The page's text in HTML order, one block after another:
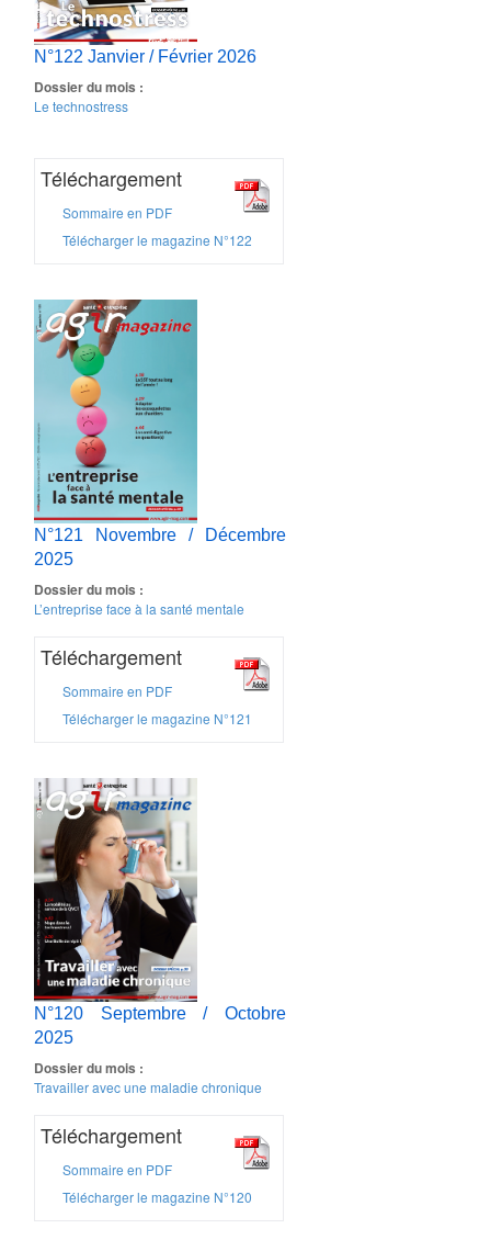
N°122 Janvier / Février 2026
Dossier du mois :
Le technostress
Téléchargement
Sommaire en PDF
Télécharger le magazine N°122
N°121 Novembre / Décembre
2025
Dossier du mois :
L’entreprise face à la santé mentale
Téléchargement
Sommaire en PDF
Télécharger le magazine N°121
N°120 Septembre / Octobre
2025
Dossier du mois :
Travailler avec une maladie chronique
Téléchargement
Sommaire en PDF
Télécharger le magazine N°120